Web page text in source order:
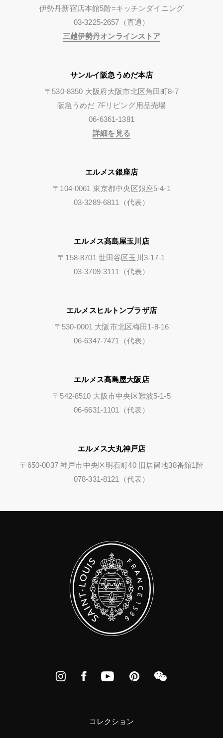
伊勢丹新宿店本館5階=キッチンダイニング
03-3225-2657（直通）
三越伊勢丹オンラインストア
サンルイ阪急うめだ本店
〒530-8350 大阪府大阪市北区角田町8-7
阪急うめだ 7Fリビング用品売場
06-6361-1381
詳細を見る
エルメス銀座店
〒104-0061 東京都中央区銀座5-4-1
03-3289-6811（代表）
エルメス髙島屋玉川店
〒158-8701 世田谷区玉川3-17-1
03-3709-3111（代表）
エルメスヒルトンプラザ店
〒530-0001 大阪市北区梅田1-8-16
06-6347-7471（代表）
エルメス髙島屋大阪店
〒542-8510 大阪市中央区難波5-1-5
06-6631-1101（代表）
エルメス大丸神戸店
〒650-0037 神戸市中央区明石町40 旧居留地38番館1階
078-331-8121（代表）
InstagramFacebookYouTubePinterest
コレクション